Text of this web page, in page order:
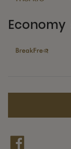
Economy